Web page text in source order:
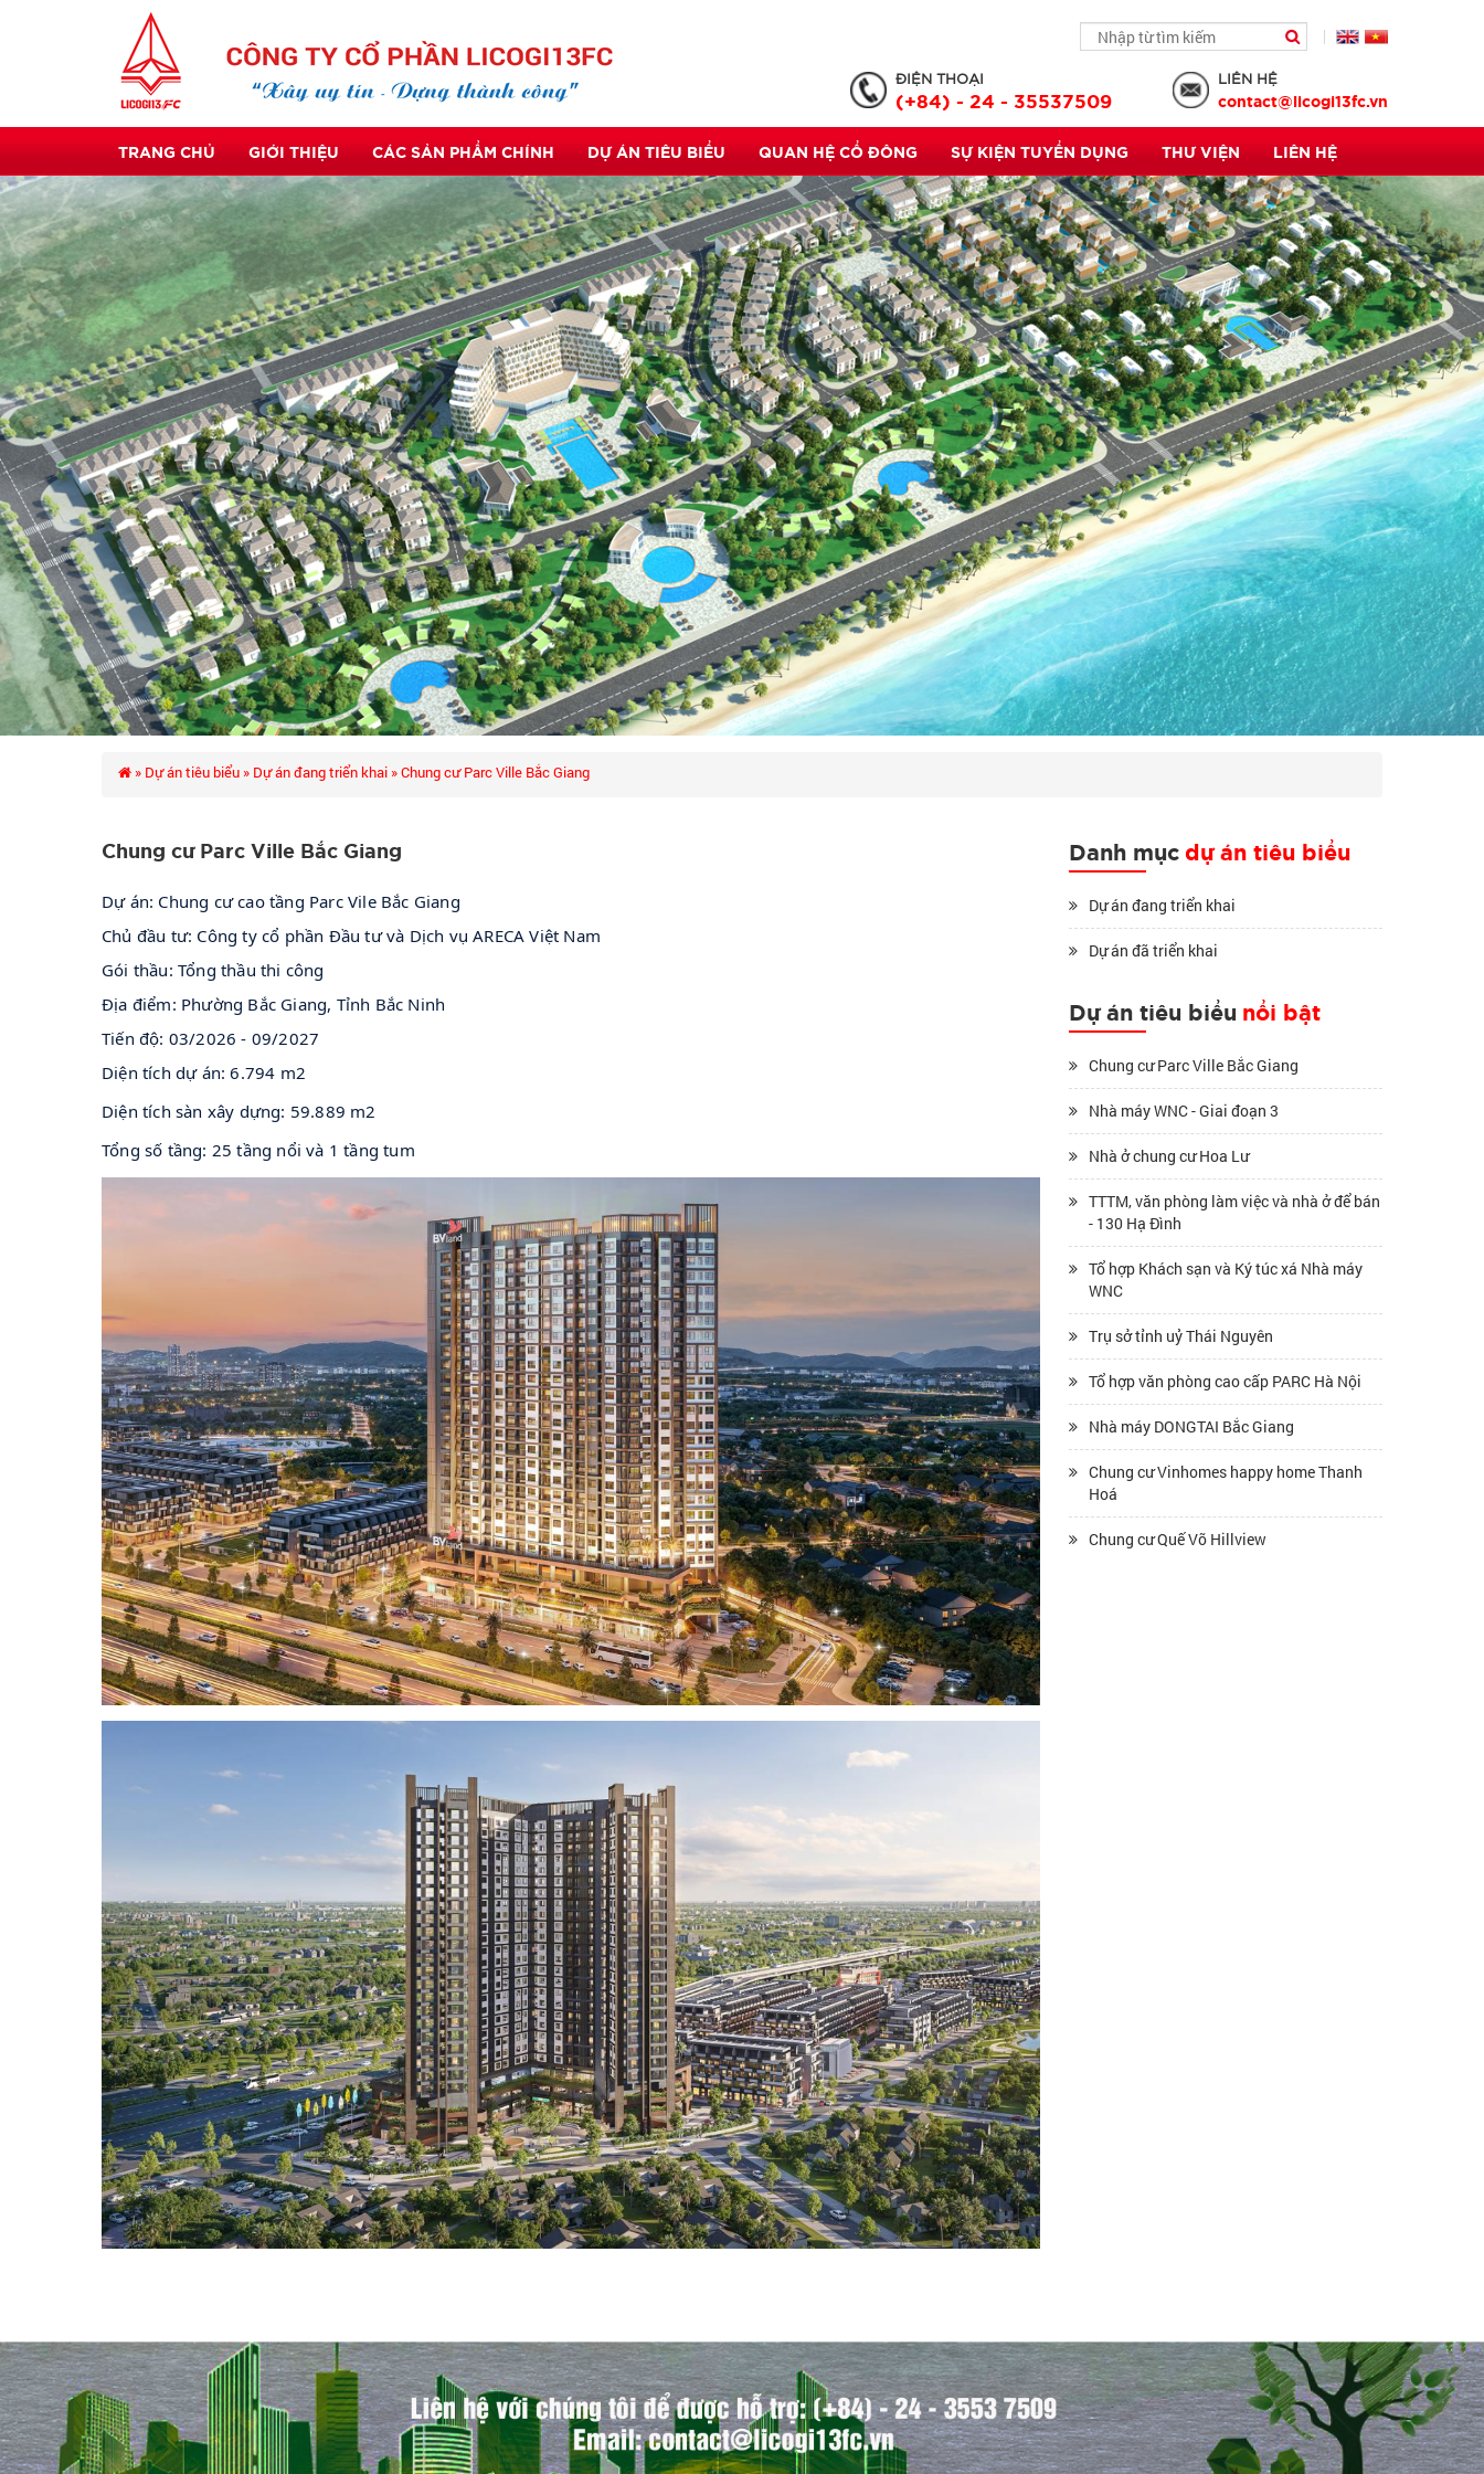
ĐIỆN THOẠI
(+84) - 24 - 35537509
LIÊN HỆ
contact@licogi13fc.vn
TRANG CHỦ GIỚI THIỆU CÁC SẢN PHẨM CHÍNH DỰ ÁN TIÊU BIỂU QUAN HỆ CỔ ĐÔNG SỰ KIỆN TUYỂN DỤNG THƯ VIỆN LIÊN HỆ
» Dự án tiêu biểu » Dự án đang triển khai » Chung cư Parc Ville Bắc Giang
Chung cư Parc Ville Bắc Giang
Dự án: Chung cư cao tầng Parc Vile Bắc Giang
Chủ đầu tư: Công ty cổ phần Đầu tư và Dịch vụ ARECA Việt Nam
Gói thầu: Tổng thầu thi công
Địa điểm: Phường Bắc Giang, Tỉnh Bắc Ninh
Tiến độ: 03/2026 - 09/2027
Diện tích dự án: 6.794 m2
Diện tích sàn xây dựng: 59.889 m2
Tổng số tầng: 25 tầng nổi và 1 tầng tum
Danh mụcdự án tiêu biểu
Dự án đang triển khai
Dự án đã triển khai
Dự án tiêu biểu nổi bật
Chung cư Parc Ville Bắc Giang
Nhà máy WNC - Giai đoạn 3
Nhà ở chung cư Hoa Lư
TTTM, văn phòng làm việc và nhà ở để bán
- 130 Hạ Đình
Tổ hợp Khách sạn và Ký túc xá Nhà máy
WNC
Trụ sở tỉnh uỷ Thái Nguyên
Tổ hợp văn phòng cao cấp PARC Hà Nội
Nhà máy DONGTAI Bắc Giang
Chung cư Vinhomes happy home Thanh
Hoá
Chung cư Quế Võ Hillview